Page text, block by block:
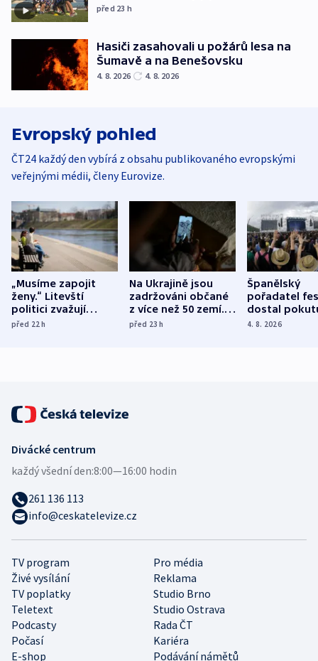
před 23 h
Hasiči zasahovali u požárů lesa na
Šumavě a na Benešovsku
4. 8. 2026 4. 8. 2026
Evropský pohled
ČT24 každý den vybírá z obsahu publikovaného evropskými
veřejnými médii, členy Eurovize.
„Musíme zapojit
ženy.“ Litevští
politici zvažují
dohodu o
před 22h
Na Ukrajině jsou
zadržováni občané
z více než 50 zemí.
Bojovali na straně
před 23h
Španělský
pořadatel
dostal
nekalé
4. 8. 2026
TV program
Pro média
Živé vysílání
Reklama
TV poplatky
Studio Brno
Teletext
Studio Ostrava
Podcasty
Rada ČT
Počasí
Kariéra
E-shop
Podávání námětů
Divácké centrum
každý všední den:8:00—16:00 hodin
261 136 113
info@ceskatelevize.cz